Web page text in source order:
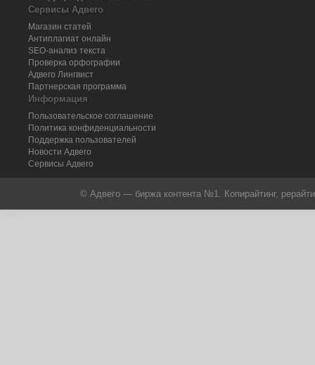
Сервисы Адвего
Магазин статей
Антиплагиат онлайн
SEO-анализ текста
Проверка орфографии
Адвего Лингвист
Партнерская программа
Информация
Пользовательское соглашение
Политика конфиденциальности
Поддержка пользователей
Новости Адвего
Сервисы Адвего
© Адвего — биржа контента №1. Копирайтинг,